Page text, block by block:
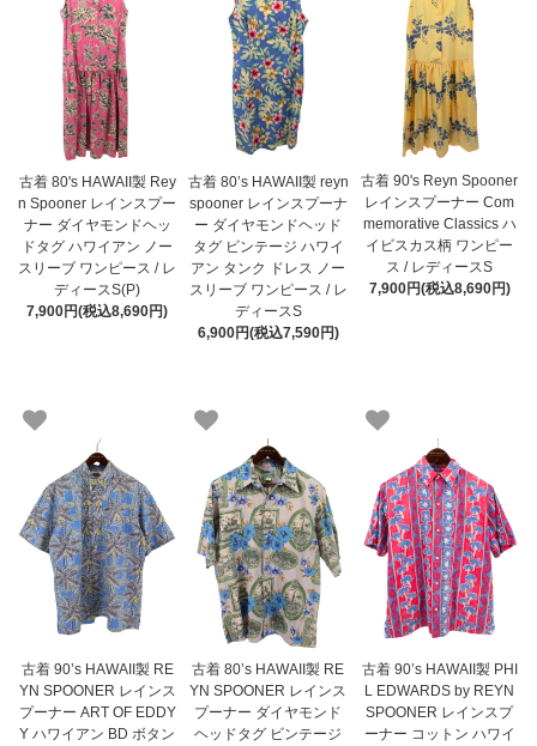
古着 80's HAWAII製 Rey
n Spooner レインスプー
ナー ダイヤモンドヘッ
ドタグ ハワイアン ノー
スリーブ ワンピース / レ
ディースS(P)
7,900円(税込8,690円)
古着 80’s HAWAII製 reyn
spooner レインスプーナ
ー ダイヤモンドヘッド
タグ ビンテージ ハワイ
アン タンク ドレス ノー
スリーブ ワンピース / レ
ディースS
6,900円(税込7,590円)
古着 90's Reyn Spooner
レインスプーナー Com
memorative Classics ハ
イビスカス柄 ワンピー
ス / レディースS
7,900円(税込8,690円)
古着 90’s HAWAII製 RE
YN SPOONER レインス
プーナー ART OF EDDY
Y ハワイアン BD ボタン
古着 80’s HAWAII製 RE
YN SPOONER レインス
プーナー ダイヤモンド
ヘッドタグ ビンテージ
古着 90’s HAWAII製 PHI
L EDWARDS by REYN
SPOONER レインスプ
ーナー コットン ハワイ